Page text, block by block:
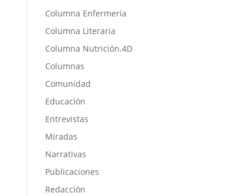
Columna Enfermería
Columna Literaria
Columna Nutrición.4D
Columnas
Comunidad
Educación
Entrevistas
Miradas
Narrativas
Publicaciones
Redacción